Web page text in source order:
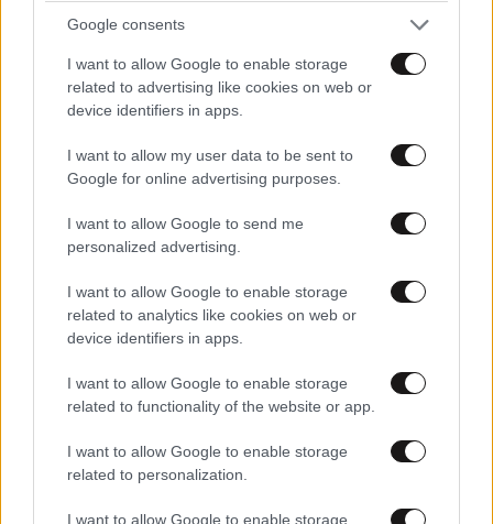
Google consents
I want to allow Google to enable storage
related to advertising like cookies on web or
device identifiers in apps.
I want to allow my user data to be sent to
Google for online advertising purposes.
I want to allow Google to send me
personalized advertising.
I want to allow Google to enable storage
related to analytics like cookies on web or
device identifiers in apps.
I want to allow Google to enable storage
related to functionality of the website or app.
I want to allow Google to enable storage
related to personalization.
I want to allow Google to enable storage